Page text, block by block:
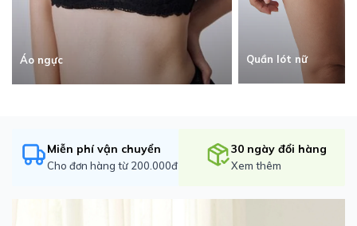
Áo ngực Quần lót nữ
Miễn phí vận chuyển
Cho đơn hàng từ 200.000đ
30 ngày đổi hàng
Xem thêm